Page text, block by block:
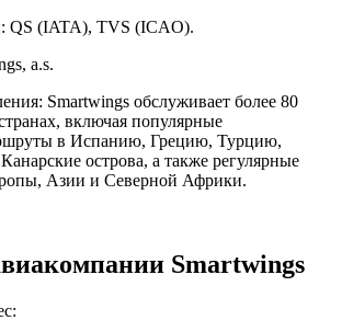
QS (IATA), TVS (ICAO).
a.s.
Smartwings обслуживает более 80
включая популярные
в Испанию, Грецию, Турцию,
острова, а также регулярные
Азии и Северной Африки.
Smartwings